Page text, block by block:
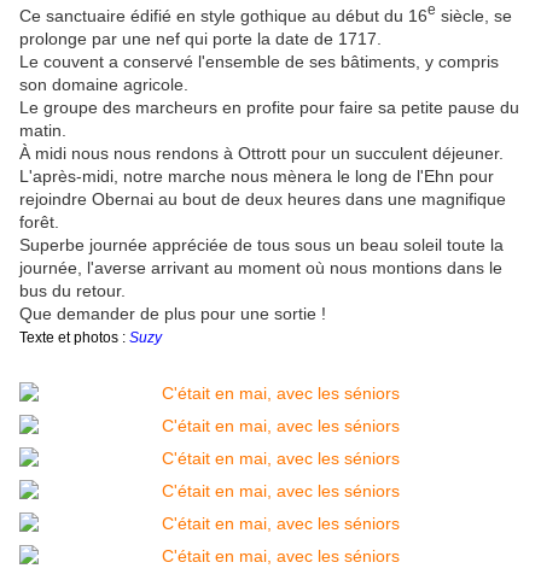
Ce sanctuaire édifié en style gothique au début du 16e siècle, se
prolonge par une nef qui porte la date de 1717.
Le couvent a conservé l'ensemble de ses bâtiments, y compris
son domaine agricole.
Le groupe des marcheurs en profite pour faire sa petite pause du
matin.
À midi nous nous rendons à Ottrott pour un succulent déjeuner.
L'après-midi, notre marche nous mènera le long de l'Ehn pour
rejoindre Obernai au bout de deux heures dans une magnifique
forêt.
Superbe journée appréciée de tous sous un beau soleil toute la
journée, l'averse arrivant au moment où nous montions dans le
bus du retour.
Que demander de plus pour une sortie !
Texte et photos : Suzy